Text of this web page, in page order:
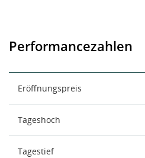
Performancezahlen
Eröffnungspreis
Tageshoch
Tagestief